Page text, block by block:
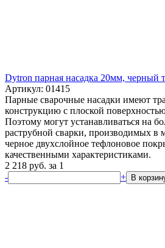
Dytron парная насадка 20мм, черный
Артикул: 01415
Парные сварочные насадки имеют
конструкцию с плоской
Поэтому могут устанавливаться на
раструбной сварки, производимых в
черное двухслойное тефлоновое
качественными характеристиками.
2 218 руб. за 1
-
+ В